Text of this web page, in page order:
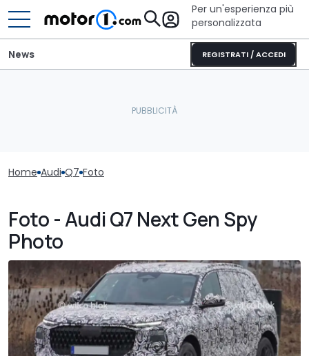
Per un'esperienza più
personalizzata
REGISTRATI / ACCEDI
News
Home Audi Q7 Foto
Foto - Audi Q7 Next Gen Spy
Photo